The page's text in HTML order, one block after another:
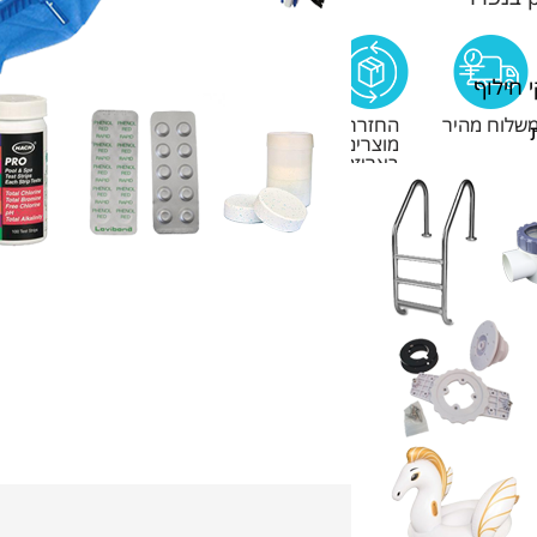
חילוף
מהיר החזרת
מוצרים
באריזה